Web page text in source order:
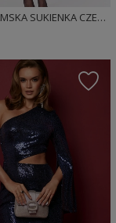
SHEILA - DAMSKA SUKIENKA CZERWONA Z KOKARDKAMI I BUFKAMI MINI 'VANESSA RED'